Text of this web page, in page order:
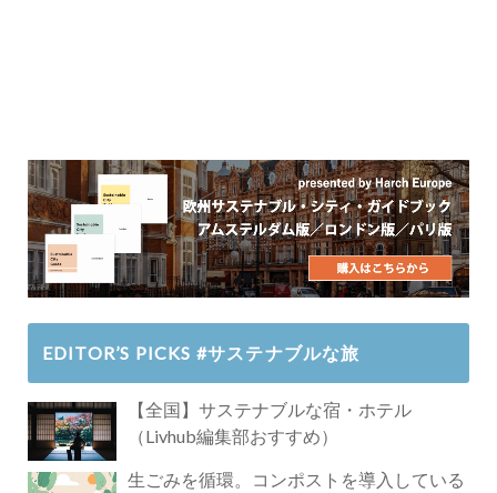
EDITOR’S PICKS #サステナブルな旅
【全国】サステナブルな宿・ホテル
（Livhub編集部おすすめ）
生ごみを循環。コンポストを導入している